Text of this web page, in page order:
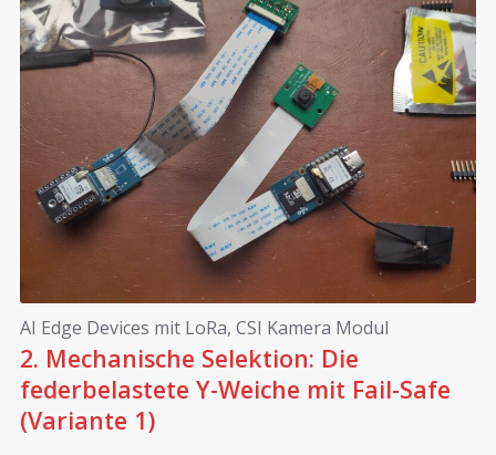
AI Edge Devices mit LoRa, CSI Kamera Modul
2. Mechanische Selektion: Die
federbelastete Y-Weiche mit Fail-Safe
(Variante 1)